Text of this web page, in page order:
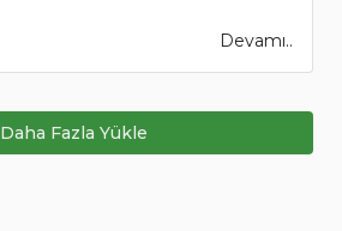
Devamı..
Daha Fazla Yükle